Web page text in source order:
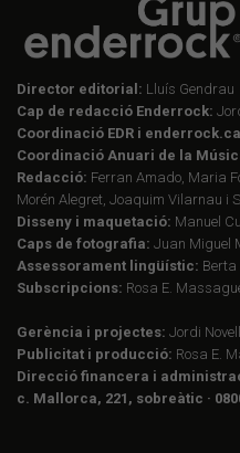
Director editorial: Lluís Gendrau
Cap de redacció Enderrock:
Coordinació EDR i
Coordinació Anuari de la
Redacció: Ferran Amado, Maria
Morén Alegret, Joaquim Vilarnau i
Disseny i maquetació: Manuel
Caps de fotografia: Juan Miguel
Assessorament lingüístic: Berta
Subscripcions: Rosa E.
Gerència i projectes: Jordi Novell
Publicitat i producció: Rosa E.
Direcció financera i
c. Mallorca, 221, sobreàtic ·